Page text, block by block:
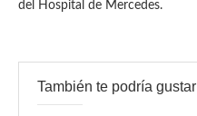
del Hospital de Mercedes.
También te podría gustar